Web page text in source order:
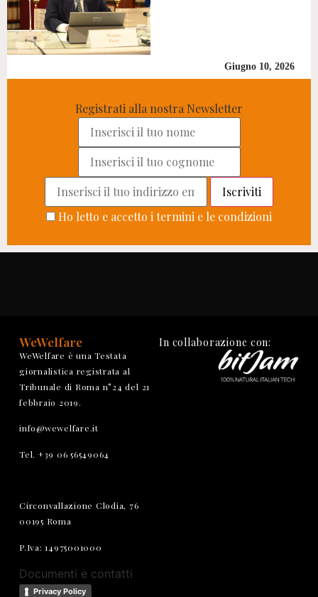
Giugno 10, 2026
Registrati alla nostra Newsletter
Ho letto e accetto i termini e le condizioni
WeWelfare
WeWelfare è una Testata
giornalistica registrata al
Tribunale di Roma n°24 del 21
febbraio 2019.
info@wewelfare.it
Tel. +39 06 56549064
Circonvallazione Clodia, 76
00195 Roma
P.Iva: 14975001000
Documenti e contatti
Privacy Policy
In collaborazione con: